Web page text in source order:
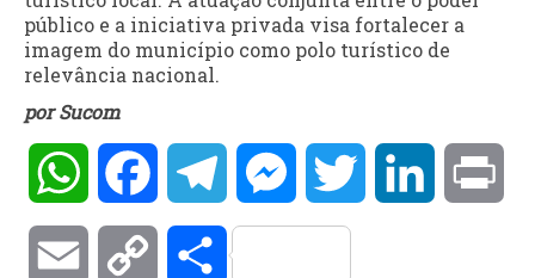
público e a iniciativa privada visa fortalecer a
imagem do município como polo turístico de
relevância nacional.
por Sucom
WhatsAppFacebookTelegramMessengerTwitter LinkedIn
Email Copy Compartilhar